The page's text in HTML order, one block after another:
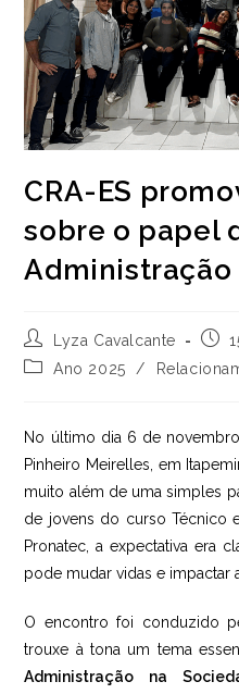
CRA-ES
sobre o papel
Administração
Autor
do
post:
Lyza Cavalcante
Post
Categoria
Ano 2025 /
No último dia 6 de
Pinheiro Meirelles, em
muito além de uma simples
de jovens do curso Técnico
Pronatec, a expectativa era
pode mudar vidas e impactar
O encontro foi conduzido
trouxe à tona um tema
Administração na